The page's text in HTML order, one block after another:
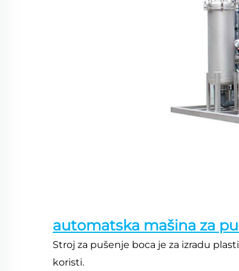
automatska mašina za
Stroj za pušenje boca je za izradu
koristi.